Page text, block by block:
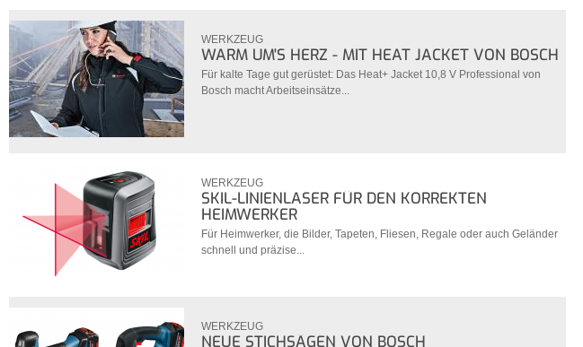
WERKZEUG
WARM UM'S HERZ - MIT HEAT JACKET VON BOSCH
Für kalte Tage gut gerüstet: Das Heat+ Jacket 10,8 V Professional von
Bosch macht Arbeitseinsätze...
WERKZEUG
SKIL-LINIENLASER FÜR DEN KORREKTEN
HEIMWERKER
Für Heimwerker, die Bilder, Tapeten, Fliesen, Regale oder auch Geländer
schnell und präzise...
WERKZEUG
NEUE STICHSÄGEN VON BOSCH